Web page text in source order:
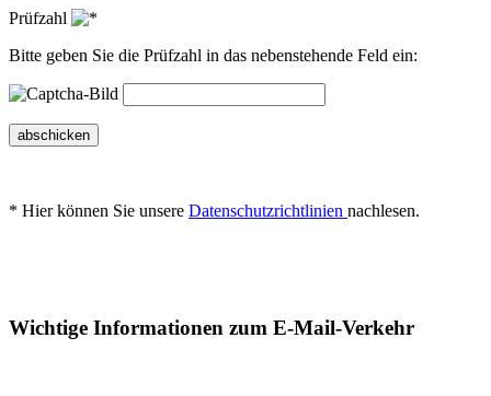
Prüfzahl
Bitte geben Sie die Prüfzahl in das nebenstehende Feld ein:
abschicken
* Hier können Sie unsere Datenschutzrichtlinien nachlesen.
Wichtige Informationen zum E-Mail-Verkehr